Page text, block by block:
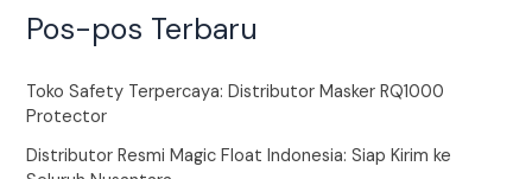
Pos-pos Terbaru
Toko Safety Terpercaya: Distributor Masker RQ1000
Protector
Distributor Resmi Magic Float Indonesia: Siap Kirim ke